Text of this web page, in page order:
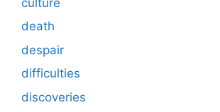
death
despair
difficulties
discoveries